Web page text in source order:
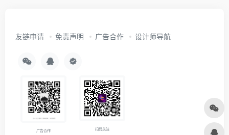
友链申请 免责声明 广告合作 设计师导航
广告合作 扫码关注